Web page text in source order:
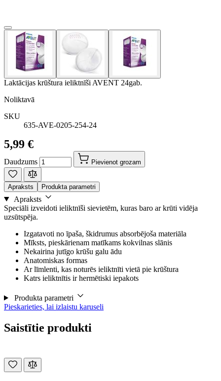
Laktācijas krūštura ieliktnīši AVENT 24gab.
Noliktavā
SKU
635-AVE-0205-254-24
5,99 €
Daudzums Pievienot grozam
Apraksts Produkta parametri
Apraksts
Speciāli izveidoti ieliktnīši sievietēm, kuras baro ar krūti vidēja
uzsūtspēja.
Izgatavoti no īpaša, škidrumus absorbējoša materiāla
Mīksts, pieskārienam matīkams kokvilnas slānis
Nekairina jutīgo krūšu galu ādu
Anatomiskas formas
Ar līmlenti, kas noturēs ieliktnīti vietā pie krūštura
Katrs ieliktnītis ir hermētiski iepakots
Produkta parametri
Pieskarieties, lai izlaistu karuseli
Saistītie produkti